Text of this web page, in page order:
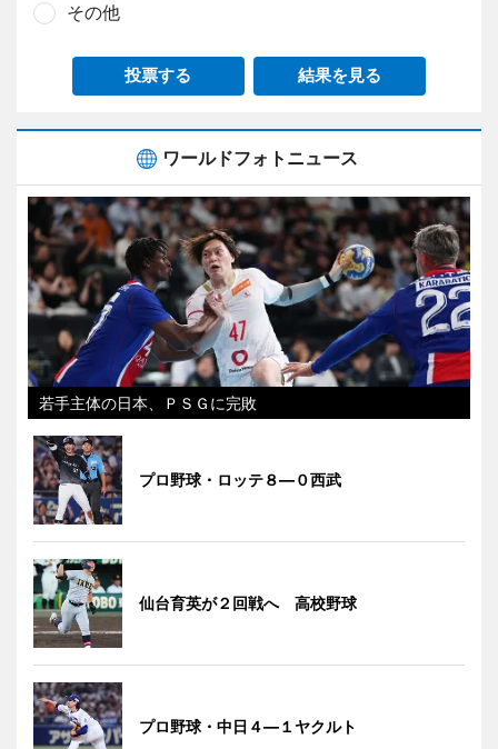
その他
投票する 結果を見る
ワールドフォトニュース
若手主体の日本、ＰＳＧに完敗
プロ野球・ロッテ８―０西武
仙台育英が２回戦へ 高校野球
プロ野球・中日４―１ヤクルト